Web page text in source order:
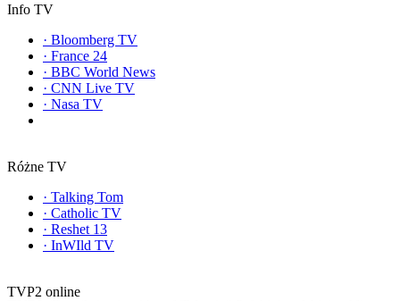
Info TV
· Bloomberg TV
· France 24
· BBC World News
· CNN Live TV
· Nasa TV
Różne TV
· Talking Tom
· Catholic TV
· Reshet 13
· InWIld TV
TVP2 online